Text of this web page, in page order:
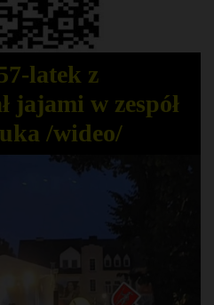
latek z
jajami w zespół
/wideo/